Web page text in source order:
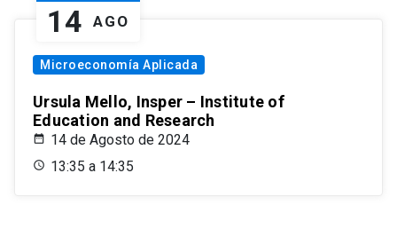
14 AGO
Microeconomía Aplicada
Ursula Mello, Insper – Institute of
Education and Research
14 de Agosto de 2024
13:35 a 14:35